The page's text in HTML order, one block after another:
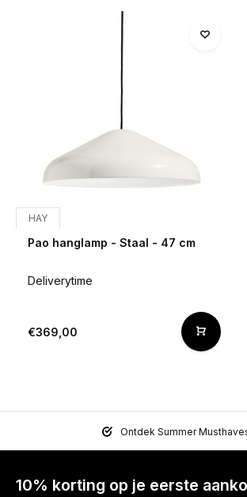
HAY
Pao hanglamp - Staal - 47 cm
Deliverytime
€369,00
Ontdek Summer
10% korting op je eerste